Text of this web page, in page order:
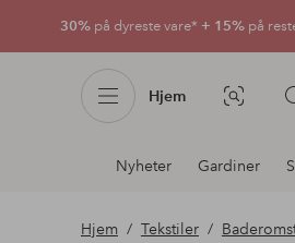
30% på dyreste vare* + 15% på
Hjem Bildesøk
Nyheter Gardiner
Hjem Tekstiler